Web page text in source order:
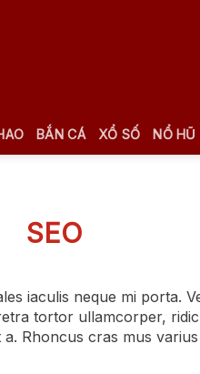
BẮN CÁ XỔ SỐ NỔ HŨ
SEO
iaculis neque mi porta.
tortor ullamcorper,
Rhoncus cras mus varius